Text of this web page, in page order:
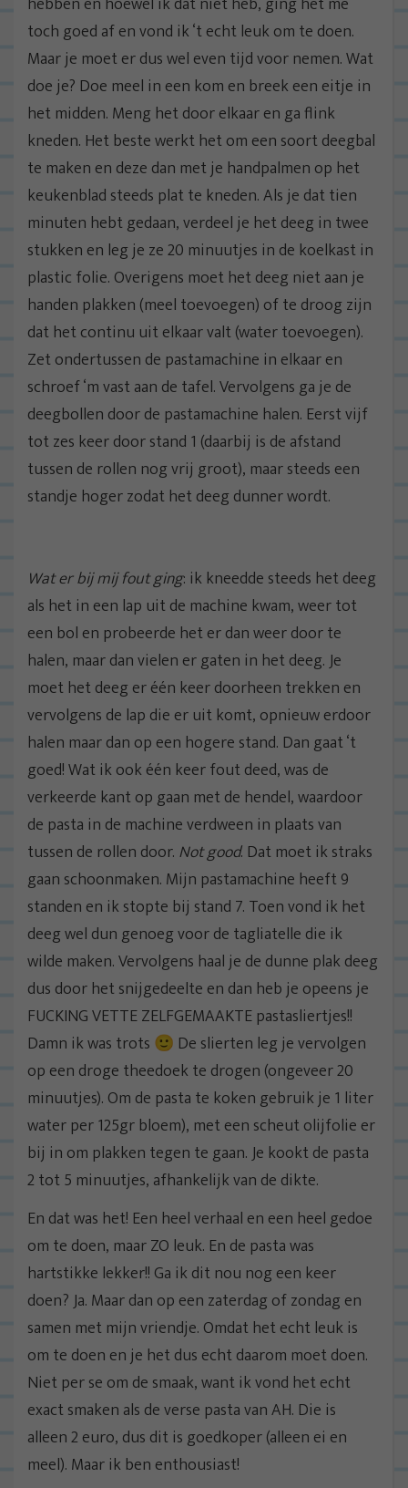
toch goed af en vond ik ‘t echt leuk om te doen.
Maar je moet er dus wel even tijd voor nemen. Wat
doe je? Doe meel in een kom en breek een eitje in
het midden. Meng het door elkaar en ga flink
kneden. Het beste werkt het om een soort deegbal
te maken en deze dan met je handpalmen op het
keukenblad steeds plat te kneden. Als je dat tien
minuten hebt gedaan, verdeel je het deeg in twee
stukken en leg je ze 20 minuutjes in de koelkast in
plastic folie. Overigens moet het deeg niet aan je
handen plakken (meel toevoegen) of te droog zijn
dat het continu uit elkaar valt (water toevoegen).
Zet ondertussen de pastamachine in elkaar en
schroef ‘m vast aan de tafel. Vervolgens ga je de
deegbollen door de pastamachine halen. Eerst vijf
tot zes keer door stand 1 (daarbij is de afstand
tussen de rollen nog vrij groot), maar steeds een
standje hoger zodat het deeg dunner wordt.
Wat er bij mij fout ging: ik kneedde steeds het deeg
als het in een lap uit de machine kwam, weer tot
een bol en probeerde het er dan weer door te
halen, maar dan vielen er gaten in het deeg. Je
moet het deeg er één keer doorheen trekken en
vervolgens de lap die er uit komt, opnieuw erdoor
halen maar dan op een hogere stand. Dan gaat ‘t
goed! Wat ik ook één keer fout deed, was de
verkeerde kant op gaan met de hendel, waardoor
de pasta in de machine verdween in plaats van
tussen de rollen door. Not good. Dat moet ik straks
gaan schoonmaken. Mijn pastamachine heeft 9
standen en ik stopte bij stand 7. Toen vond ik het
deeg wel dun genoeg voor de tagliatelle die ik
wilde maken. Vervolgens haal je de dunne plak deeg
dus door het snijgedeelte en dan heb je opeens je
FUCKING VETTE ZELFGEMAAKTE pastasliertjes!!
Damn ik was trots 🙂 De slierten leg je vervolgen
op een droge theedoek te drogen (ongeveer 20
minuutjes). Om de pasta te koken gebruik je 1 liter
water per 125gr bloem), met een scheut olijfolie er
bij in om plakken tegen te gaan. Je kookt de pasta
2 tot 5 minuutjes, afhankelijk van de dikte.
En dat was het! Een heel verhaal en een heel gedoe
om te doen, maar ZO leuk. En de pasta was
hartstikke lekker!! Ga ik dit nou nog een keer
doen? Ja. Maar dan op een zaterdag of zondag en
samen met mijn vriendje. Omdat het echt leuk is
om te doen en je het dus echt daarom moet doen.
Niet per se om de smaak, want ik vond het echt
exact smaken als de verse pasta van AH. Die is
alleen 2 euro, dus dit is goedkoper (alleen ei en
meel). Maar ik ben enthousiast!